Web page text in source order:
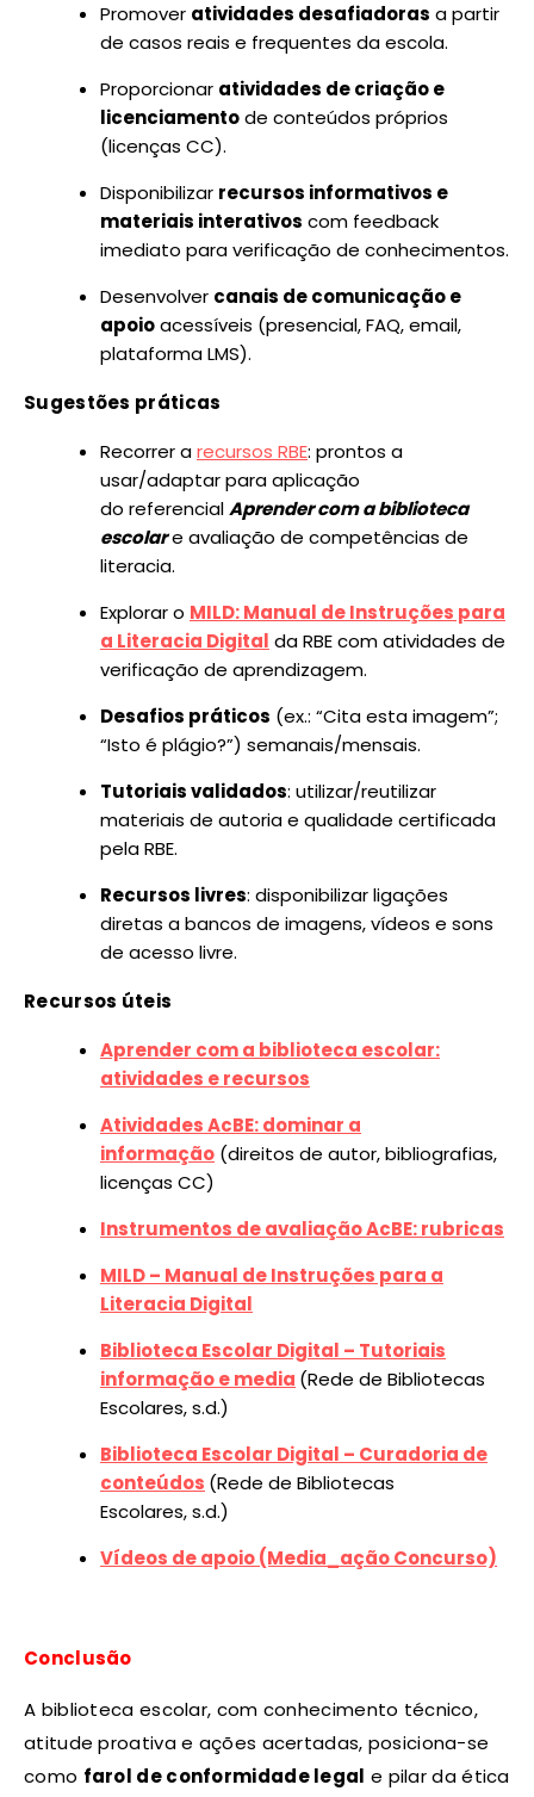
Promover atividades desafiadoras a partir
de casos reais e frequentes da escola.
Proporcionar atividades de criação e
licenciamentode conteúdos próprios
(licenças CC).
Disponibilizar recursos informativos e
materiais interativos com feedback
imediato para verificação de conhecimentos.
Desenvolver canais de comunicação e
apoioacessíveis (presencial, FAQ, email,
plataforma LMS).
Sugestões práticas
Recorrer arecursos RBE: prontos a
usar/adaptar para aplicação
do referencialAprender com a biblioteca
escolare avaliação de competências de
literacia.
Explorar o MILD: Manual de Instruções para
a Literacia Digital da RBE com atividades de
verificação de aprendizagem.
Desafios práticos (ex.: “Cita esta imagem”;
“Isto é plágio?”) semanais/mensais.
Tutoriais validados: utilizar/reutilizar
materiais de autoria e qualidade certificada
pela RBE.
Recursos livres: disponibilizar ligações
diretas a bancos de imagens, vídeos e sons
de acesso livre.
Recursos úteis
Aprender com a biblioteca escolar:
atividades e recursos
Atividades AcBE: dominar a
informação (direitos de autor, bibliografias,
licenças CC)
Instrumentos de avaliação AcBE: rubricas
MILD – Manual de Instruções para a
Literacia Digital
Biblioteca Escolar Digital – Tutoriais
informação e media (Rede de Bibliotecas
Escolares, s.d.)
Biblioteca Escolar Digital – Curadoria de
conteúdos (Rede de Bibliotecas
Escolares, s.d.)
Vídeos de apoio (Media_ação Concurso)
Conclusão
A biblioteca escolar, com conhecimento técnico,
atitude proativa e ações acertadas, posiciona-se
como farol de conformidade legal e pilar da ética